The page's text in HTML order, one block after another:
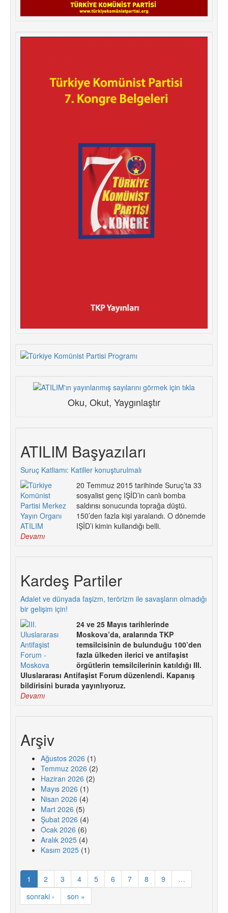
Oku, Okut, Yaygınlaştır
ATILIM Başyazıları
Suruç Katliamı: Katiller konuşturulmalı
20 Temmuz 2015 tarihinde Suruç’ta 33
sosyalist genç IŞİD’in canlı bomba
saldırısı sonucunda toprağa düştü.
150’den fazla kişi yaralandı. O dönemde
IŞİD’i kimin kullandığı belli.
Devamı
Kardeş Partiler
Adalet ve dünyada faşizm, terörizm ile savaşların olmadığı
bir gelişim için!
24 ve 25 Mayıs tarihlerinde
Moskova’da, aralarında TKP
temsilcisinin de bulunduğu 100’den
fazla ülkeden ilerici ve antifaşist
örgütlerin temsilcilerinin katıldığı III.
Uluslararası Antifaşist Forum düzenlendi. Kapanış
bildirisini burada yayınlıyoruz.
Devamı
Arşiv
Ağustos 2026 (1)
Temmuz 2026 (2)
Haziran 2026 (2)
Mayıs 2026 (1)
Nisan 2026 (4)
Mart 2026 (5)
Şubat 2026 (4)
Ocak 2026 (6)
Aralık 2025 (4)
Kasım 2025 (1)
1 2 3 4 5 6 7 8 9
…
sonraki ›
son »